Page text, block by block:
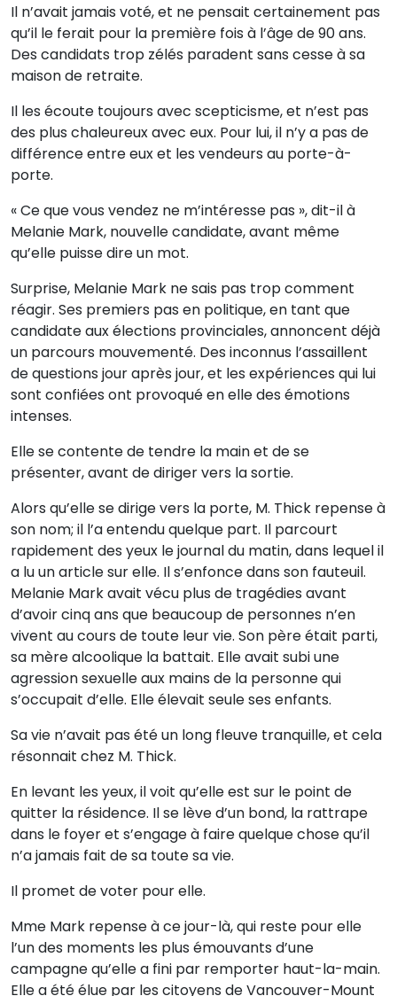
Il n’avait jamais voté, et ne pensait certainement pas
qu’il le ferait pour la première fois à l’âge de 90 ans.
Des candidats trop zélés paradent sans cesse à sa
maison de retraite.
Il les écoute toujours avec scepticisme, et n’est pas
des plus chaleureux avec eux. Pour lui, il n’y a pas de
différence entre eux et les vendeurs au porte-à-
porte.
« Ce que vous vendez ne m’intéresse pas », dit-il à
Melanie Mark, nouvelle candidate, avant même
qu’elle puisse dire un mot.
Surprise, Melanie Mark ne sais pas trop comment
réagir. Ses premiers pas en politique, en tant que
candidate aux élections provinciales, annoncent déjà
un parcours mouvementé. Des inconnus l’assaillent
de questions jour après jour, et les expériences qui lui
sont confiées ont provoqué en elle des émotions
intenses.
Elle se contente de tendre la main et de se
présenter, avant de diriger vers la sortie.
Alors qu’elle se dirige vers la porte, M. Thick repense à
son nom; il l’a entendu quelque part. Il parcourt
rapidement des yeux le journal du matin, dans lequel il
a lu un article sur elle. Il s’enfonce dans son fauteuil.
Melanie Mark avait vécu plus de tragédies avant
d’avoir cinq ans que beaucoup de personnes n’en
vivent au cours de toute leur vie. Son père était parti,
sa mère alcoolique la battait. Elle avait subi une
agression sexuelle aux mains de la personne qui
s’occupait d’elle. Elle élevait seule ses enfants.
Sa vie n’avait pas été un long fleuve tranquille, et cela
résonnait chez M. Thick.
En levant les yeux, il voit qu’elle est sur le point de
quitter la résidence. Il se lève d’un bond, la rattrape
dans le foyer et s’engage à faire quelque chose qu’il
n’a jamais fait de sa toute sa vie.
Il promet de voter pour elle.
Mme Mark repense à ce jour-là, qui reste pour elle
l’un des moments les plus émouvants d’une
campagne qu’elle a fini par remporter haut-la-main.
Elle a été élue par les citoyens de Vancouver-Mount